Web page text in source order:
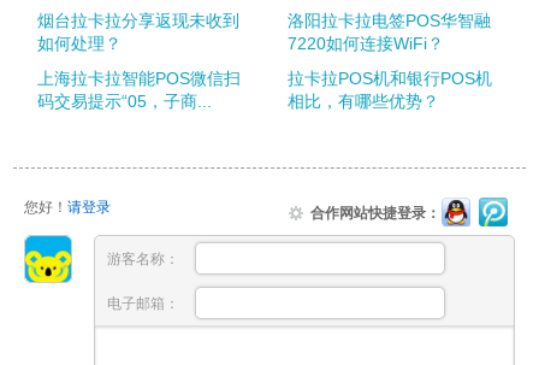
烟台拉卡拉分享返现未收到
如何处理？
洛阳拉卡拉电签POS华智融
7220如何连接WiFi？
上海拉卡拉智能POS微信扫
码交易提示“05，子商...
拉卡拉POS机和银行POS机
相比，有哪些优势？
您好！ 请登录 合作网站快捷登录：
游客名称：
电子邮箱：